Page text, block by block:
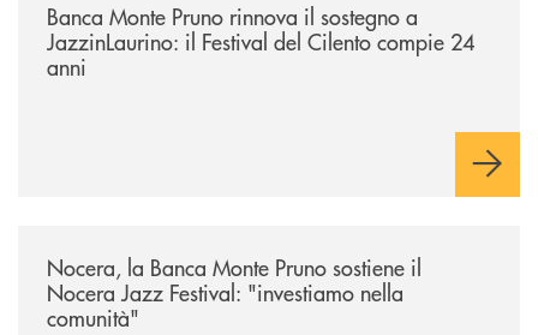
Banca Monte Pruno rinnova il sostegno a
JazzinLaurino: il Festival del Cilento compie 24
anni
Nocera, la Banca Monte Pruno sostiene il
Nocera Jazz Festival: "investiamo nella
comunità"